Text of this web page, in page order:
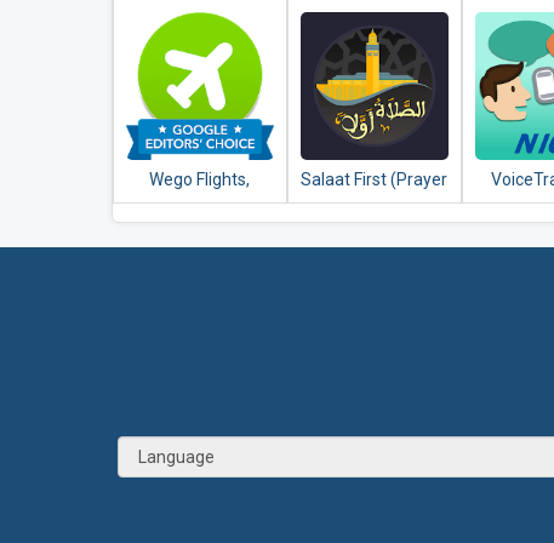
Travel Deals
hotels
Wego Flights,
Hotels, Travel
Salaat First (Prayer
Times)